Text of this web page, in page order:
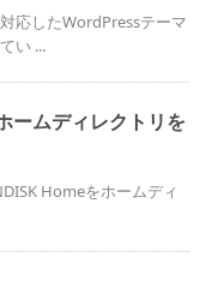
応したWordPressテーマ
い ...
ームディレクトリを
Homeをホームディ